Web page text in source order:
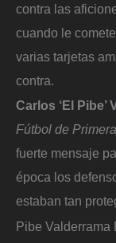
contra las
cuando le
varias tarjetas
contra.
Carlos ‘El Pibe’
Fútbol de Primera
fuerte mensaje
época los
estaban tan
Pibe Valderrama